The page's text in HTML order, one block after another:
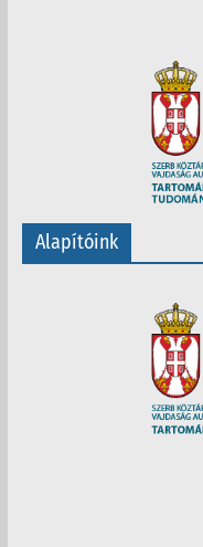
Alapítóink